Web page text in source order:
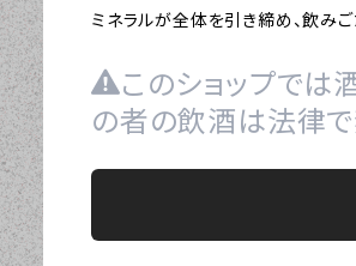
ミネラルが全体を引き締め、飲み
このショップでは
の者の飲酒は法律で